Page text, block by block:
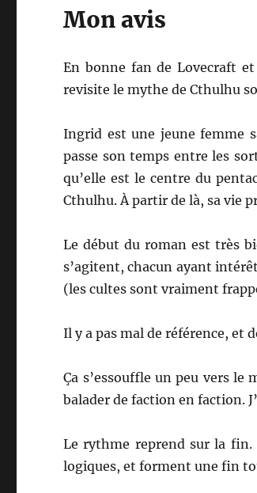
Mon avis
En bonne fan de Lovecraft
revisite le mythe de Cthulhu
Ingrid est une jeune femme
passe son temps entre les
qu’elle est le centre du
Cthulhu. À partir de là, sa vie
Le début du roman est très
s’agitent, chacun ayant
(les cultes sont vraiment
Il y a pas mal de référence, et
Ça s’essouffle un peu vers
balader de faction en faction.
Le rythme reprend sur la fin.
logiques, et forment une fin